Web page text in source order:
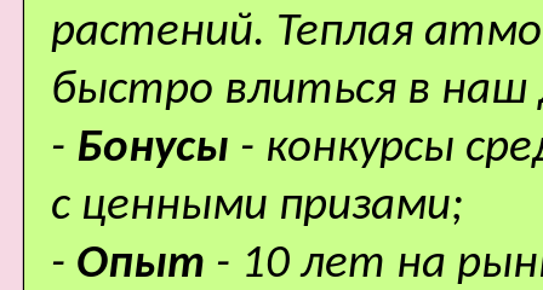
растений. Теплая
быстро влиться в
- Бонусы - конкурсы
с ценными призами;
- Опыт - 10 лет на